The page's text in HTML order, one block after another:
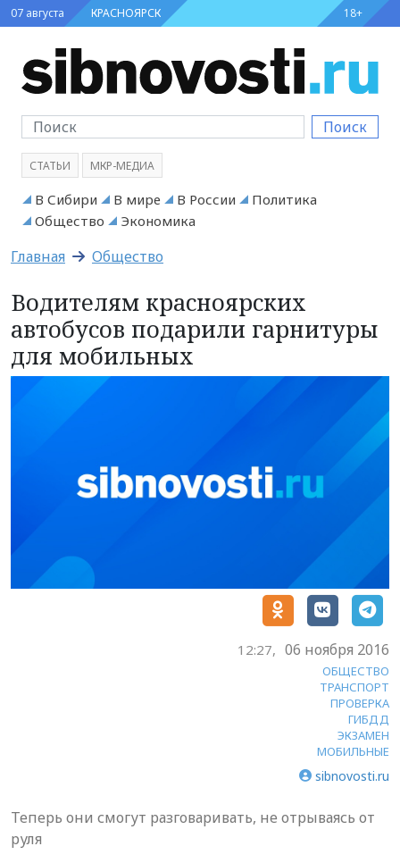
07 августа КРАСНОЯРСК 18+
Поиск
СТАТЬИ МКР-МЕДИА
В Сибири В мире В России
Политика
Общество
Экономика
Главная Общество
Водителям красноярских
автобусов подарили гарнитуры
для мобильных
12:27, 06 ноября 2016
ОБЩЕСТВО
ТРАНСПОРТ
ПРОВЕРКА
ГИБДД
ЭКЗАМЕН
МОБИЛЬНЫЕ
sibnovosti.ru
Теперь они смогут разговаривать, не отрываясь от
руля